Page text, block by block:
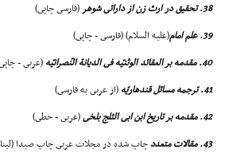
38. تحقیق در ارث زن از دارائى شوهر
(فارسى چاپى)
39. علم امام
(علیه السلام) (فارسى - چاپى)
40. مقدمه بر العقائد الوثنیّه فى الدیانة النّصرانیّه
(عربى -
41. ترجمه مسائل قندهاریّه
(از عربى به فارسى)
42. مقدمه بر تاریخ ابن ابى الثلج بلخى
(عربى - خطى)
43. مقالات متعدد
چاپ شده در مجلات عربى چاپ صیدا